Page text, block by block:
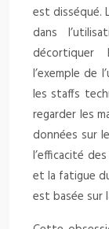
est disséqué.
dans
décortiquer
l’exemple de
les staffs
regarder les
données sur
l’efficacité
et la fatigue
est basée sur